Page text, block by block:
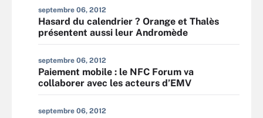
septembre 06, 2012
Hasard du calendrier ? Orange et Thalès
présentent aussi leur Andromède
septembre 06, 2012
Paiement mobile : le NFC Forum va
collaborer avec les acteurs d’EMV
septembre 06, 2012